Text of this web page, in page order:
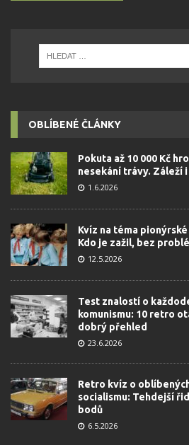
OBLÍBENÉ ČLÁNKY
Pokuta až 10 000 Kč
nesekání trávy. Záleží
1.6.2026
Kvíz na téma
Kdo je zažil, bez
12.5.2026
Test znalostí o
komunismu: 10 retro
dobrý přehled
23.6.2026
Retro kvíz o
socialismu: Tehdejší
bodů
6.5.2026